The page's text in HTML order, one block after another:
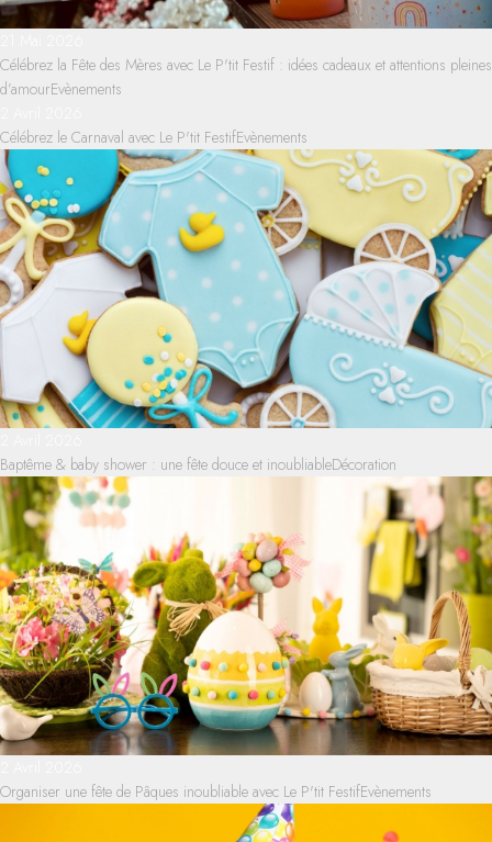
Célébrez la Fête des Mères avec Le P'tit Festif : idées cadeaux et attentions pleines
d’amourEvènements
Célébrez le Carnaval avec Le P'tit FestifEvènements
Baptême & baby shower : une fête douce et inoubliableDécoration
Organiser une fête de Pâques inoubliable avec Le P'tit FestifEvènements